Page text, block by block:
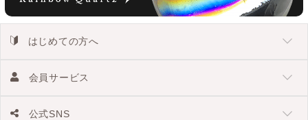
はじめての方へ
会員サービス
公式SNS